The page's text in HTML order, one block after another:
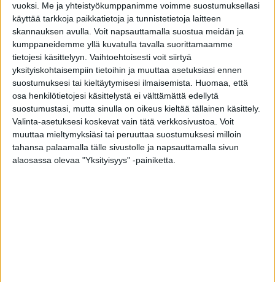
vuoksi. Me ja yhteistyökumppanimme voimme suostumuksellasi
käyttää tarkkoja paikkatietoja ja tunnistetietoja laitteen
skannauksen avulla. Voit napsauttamalla suostua meidän ja
kumppaneidemme yllä kuvatulla tavalla suorittamaamme
tietojesi käsittelyyn. Vaihtoehtoisesti voit siirtyä
yksityiskohtaisempiin tietoihin ja muuttaa asetuksiasi ennen
suostumuksesi tai kieltäytymisesi ilmaisemista. Huomaa, että
osa henkilötietojesi käsittelystä ei välttämättä edellytä
suostumustasi, mutta sinulla on oikeus kieltää tällainen käsittely.
Valinta-asetuksesi koskevat vain tätä verkkosivustoa. Voit
muuttaa mieltymyksiäsi tai peruuttaa suostumuksesi milloin
tahansa palaamalla tälle sivustolle ja napsauttamalla sivun
alaosassa olevaa "Yksityisyys" -painiketta.
Tiivin Puuovissa kohtaavat puurakentamisen perinteet,
ekologinen rakenne ja tyylikäs muotoilu. Puuovet
valmistetaan mittatilaustyönä ja perinteisin puusepäntyön
menetelmin.
Molemmin puolin paneelikuvioidun oven viereen voidaan
suunnitella myös tyyliin sopiva kiinteä ikkuna
alumiiniverhoilulla tai puupinnalla, joka voidaan käsitellä
oven kanssa saman sävyiseksi. Puuoven yhteyteen voidaan
suunnitella myös avattava levike ja puuoven saa pariovena.
Vahva mäntypuinen ovi on rakenteensa myötä entistäkin
ekologisempi, energiatehokkaampi sekä paremmin ääntä